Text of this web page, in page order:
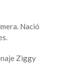
Nació
Ziggy